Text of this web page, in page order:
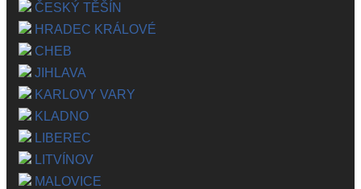
ČESKÝ TĚŠÍN
HRADEC KRÁLOVÉ
CHEB
JIHLAVA
KARLOVY VARY
KLADNO
LIBEREC
LITVÍNOV
MALOVICE